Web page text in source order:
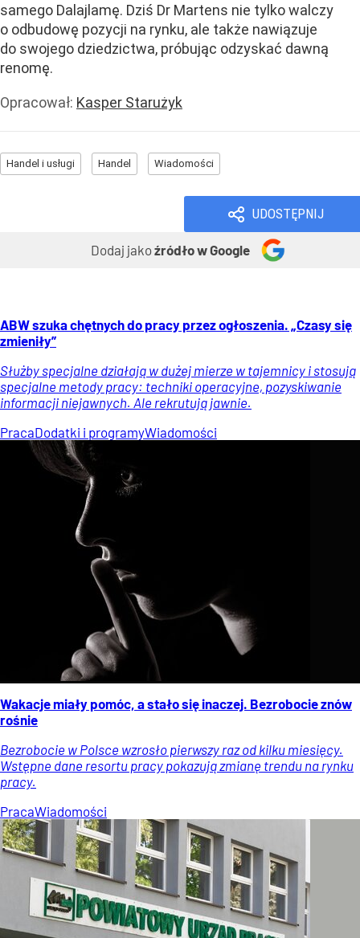
samego Dalajlamę. Dziś Dr Martens nie tylko walczy
o odbudowę pozycji na rynku, ale także nawiązuje
do swojego dziedzictwa, próbując odzyskać dawną
renomę.
Opracował: Kasper Starużyk
Handel i usługi Handel Wiadomości
UDOSTĘPNIJ
Dodaj jakoźródło w Google
ABW szuka chętnych do pracy przez ogłoszenia. „Czasy się
zmieniły”
Służby specjalne działają w dużej mierze w tajemnicy i stosują
specjalne metody pracy: techniki operacyjne, pozyskiwanie
informacji niejawnych. Ale rekrutują jawnie.
PracaDodatki i programyWiadomości
Wakacje miały pomóc, a stało się inaczej. Bezrobocie znów
rośnie
Bezrobocie w Polsce wzrosło pierwszy raz od kilku miesięcy.
Wstępne dane resortu pracy pokazują zmianę trendu na rynku
pracy.
PracaWiadomości